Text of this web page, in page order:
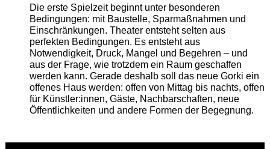
Die erste Spielzeit beginnt unter besonderen
Bedingungen: mit Baustelle, Sparmaßnahmen und
Einschränkungen. Theater entsteht selten aus
perfekten Bedingungen. Es entsteht aus
Notwendigkeit, Druck, Mangel und Begehren – und
aus der Frage, wie trotzdem ein Raum geschaffen
werden kann. Gerade deshalb soll das neue Gorki ein
offenes Haus werden: offen von Mittag bis nachts, offen
für Künstler:innen, Gäste, Nachbarschaften, neue
Öffentlichkeiten und andere Formen der Begegnung.